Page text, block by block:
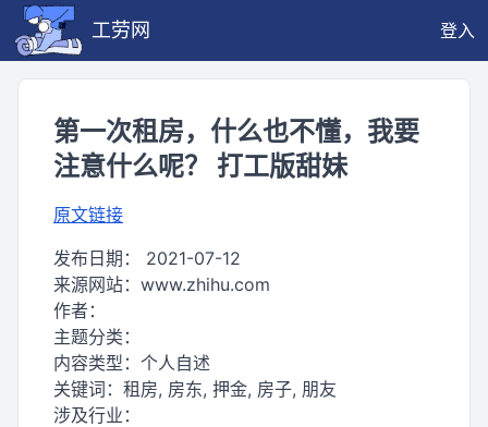
工劳网 登入
第一次租房，什么也不懂，我要
注意什么呢？ 打工版甜妹
原文链接
发布日期： 2021-07-12
来源网站： www.zhihu.com
作者：
主题分类：
内容类型： 个人自述
关键词： 租房, 房东, 押金, 房子, 朋友
涉及行业：